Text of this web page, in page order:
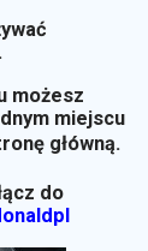
możesz
miejscu
główną.
do